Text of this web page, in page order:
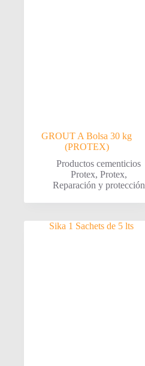
GROUT A Bolsa 30 kg
(PROTEX)
Productos cementicios
Protex, Protex,
Reparación y protección